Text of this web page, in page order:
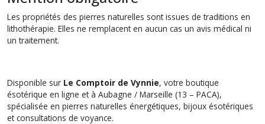
Les propriétés des pierres naturelles sont issues de traditions en
lithothérapie. Elles ne remplacent en aucun cas un avis médical ni
un traitement.
Disponible sur Le Comptoir de Vynnie, votre boutique
ésotérique en ligne et à Aubagne / Marseille (13 – PACA),
spécialisée en pierres naturelles énergétiques, bijoux ésotériques
et consultations de voyance.